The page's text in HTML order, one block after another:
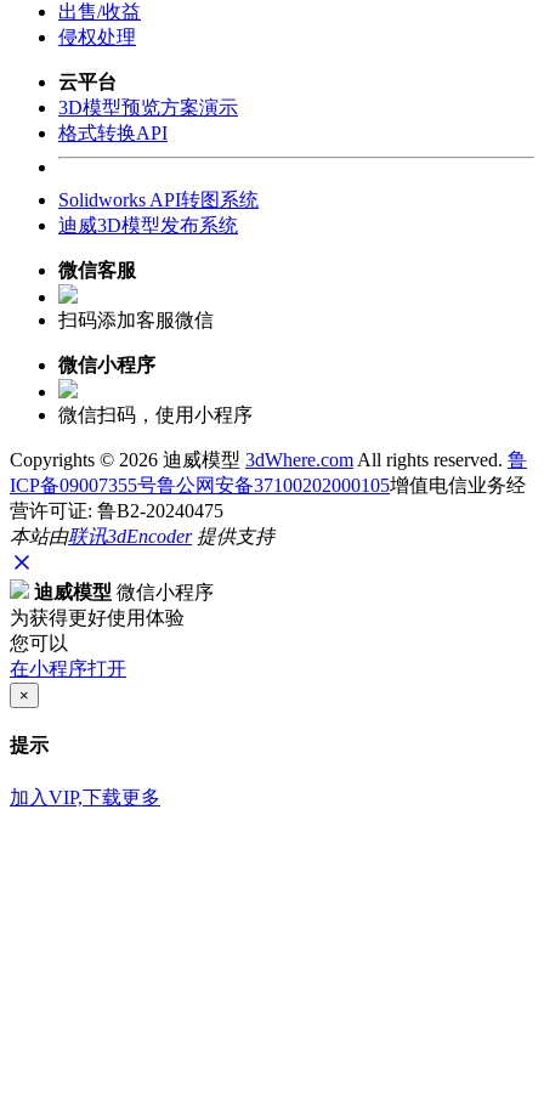
出售/收益
侵权处理
云平台
3D模型预览方案演示
格式转换API
Solidworks API转图系统
迪威3D模型发布系统
微信客服
扫码添加客服微信
微信小程序
微信扫码，使用小程序
Copyrights © 2026 迪威模型 3dWhere.com All rights reserved. 鲁
ICP备09007355号鲁公网安备37100202000105增值电信业务经
营许可证: 鲁B2-20240475
本站由联讯3dEncoder提供支持
迪威模型 微信小程序
为获得更好使用体验
您可以
在小程序打开
×
提示
加入VIP,下载更多